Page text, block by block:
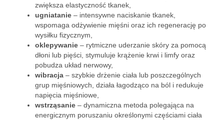
zwiększa elastyczność tkanek,
ugniatanie – intensywne naciskanie tkanek,
wspomaga odżywienie mięśni oraz ich regenerację po
wysiłku fizycznym,
oklepywanie – rytmiczne uderzanie skóry za pomocą
dłoni lub pięści, stymuluje krążenie krwi i limfy oraz
pobudza układ nerwowy,
wibracja – szybkie drżenie ciała lub poszczególnych
grup mięśniowych, działa łagodząco na ból i redukuje
napięcia mięśniowe,
wstrząsanie – dynamiczna metoda polegająca na
energicznym poruszaniu określonymi częściami ciała